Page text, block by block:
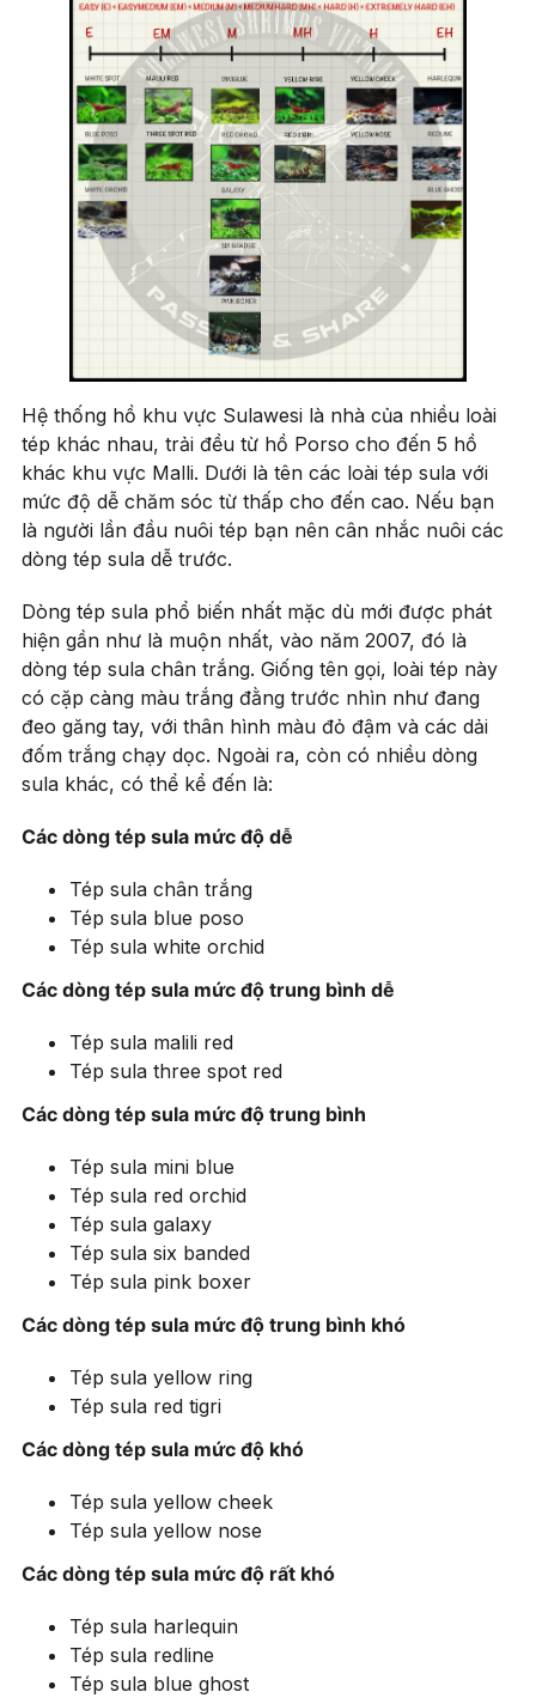
Hệ thống hồ khu vực Sulawesi là nhà của nhiều loài
tép khác nhau, trải đều từ hồ Porso cho đến 5 hồ
khác khu vực Malli. Dưới là tên các loài tép sula với
mức độ dễ chăm sóc từ thấp cho đến cao. Nếu bạn
là người lần đầu nuôi tép bạn nên cân nhắc nuôi các
dòng tép sula dễ trước.
Dòng tép sula phổ biến nhất mặc dù mới được phát
hiện gần như là muộn nhất, vào năm 2007, đó là
dòng tép sula chân trắng. Giống tên gọi, loài tép này
có cặp càng màu trắng đằng trước nhìn như đang
đeo găng tay, với thân hình màu đỏ đậm và các dải
đốm trắng chạy dọc. Ngoài ra, còn có nhiều dòng
sula khác, có thể kể đến là:
Các dòng tép sula mức độ dễ
Tép sula chân trắng
Tép sula blue poso
Tép sula white orchid
Các dòng tép sula mức độ trung bình dễ
Tép sula malili red
Tép sula three spot red
Các dòng tép sula mức độ trung bình
Tép sula mini blue
Tép sula red orchid
Tép sula galaxy
Tép sula six banded
Tép sula pink boxer
Các dòng tép sula mức độ trung bình khó
Tép sula yellow ring
Tép sula red tigri
Các dòng tép sula mức độ khó
Tép sula yellow cheek
Tép sula yellow nose
Các dòng tép sula mức độ rất khó
Tép sula harlequin
Tép sula redline
Tép sula blue ghost